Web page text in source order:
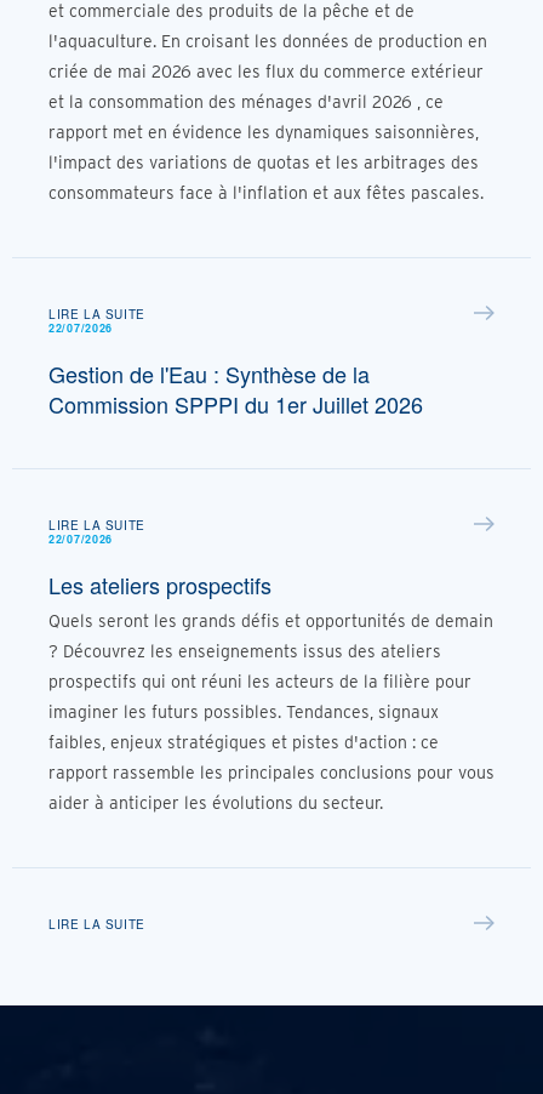
et commerciale des produits de la pêche et de
l'aquaculture. En croisant les données de production en
criée de mai 2026 avec les flux du commerce extérieur
et la consommation des ménages d'avril 2026 , ce
rapport met en évidence les dynamiques saisonnières,
l'impact des variations de quotas et les arbitrages des
consommateurs face à l'inflation et aux fêtes pascales.
LIRE LA SUITE
22/07/2026
Gestion de l'Eau : Synthèse de la
Commission SPPPI du 1er Juillet 2026
LIRE LA SUITE
22/07/2026
Les ateliers prospectifs
Quels seront les grands défis et opportunités de demain
? Découvrez les enseignements issus des ateliers
prospectifs qui ont réuni les acteurs de la filière pour
imaginer les futurs possibles. Tendances, signaux
faibles, enjeux stratégiques et pistes d'action : ce
rapport rassemble les principales conclusions pour vous
aider à anticiper les évolutions du secteur.
LIRE LA SUITE